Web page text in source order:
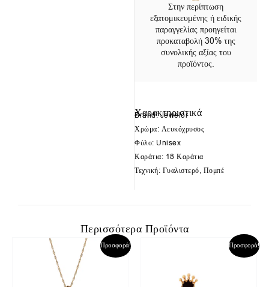
Στην περίπτωση
εξατομικευμένης ή ειδικής
παραγγελίας προηγείται
προκαταβολή 30% της
συνολικής αξίας του
προϊόντος.
Χαρακτηριστικά
Brand: Jewelor
Χρώμα: Λευκόχρυσος
Φύλο: Unisex
Καράτια: 18 Καράτια
Τεχνική: Γυαλιστερό, Πομπέ
Περισσότερα Προϊόντα
Προσφορά!
Original
price
was:
765,00€.
Η
τρέχουσα
τιμή
Προσφορά!
OriginalΗ
τρέχουσα
τιμή